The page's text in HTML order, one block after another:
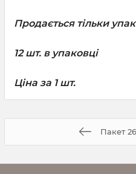
Продається тільки
12 шт. в упаковці
Ціна за 1 шт.
Пакет